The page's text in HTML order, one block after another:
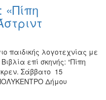
«Πίπη
παιδικής λογοτεχνίας με
επί σκηνής: “Πίπη
Σάββατο 15
Δήμου